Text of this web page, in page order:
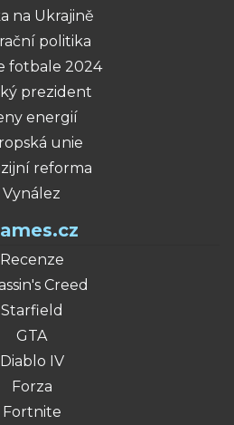
na Ukrajině
politika
fotbale 2024
prezident
energií
unie
reforma
Vynález
Recenze
Creed
Starfield
GTA
Diablo IV
Forza
Fortnite